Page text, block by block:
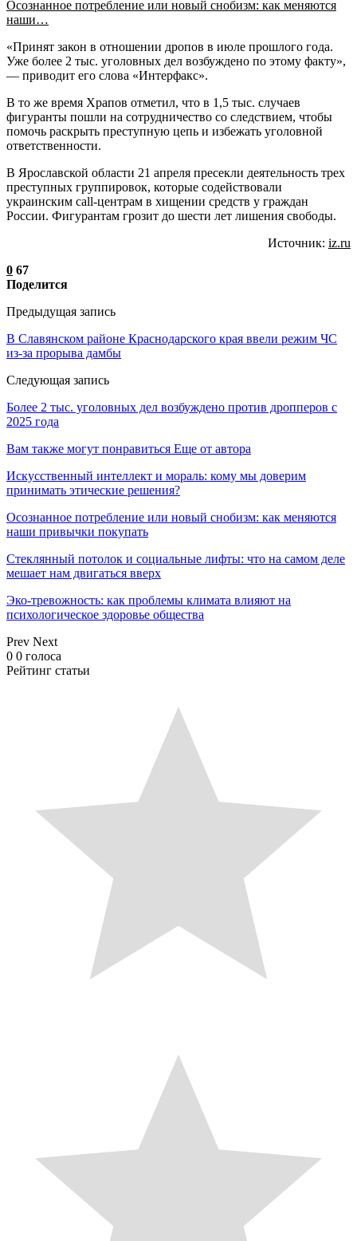
Осознанное потребление или новый снобизм: как меняются
наши…
«Принят закон в отношении дропов в июле прошлого года.
Уже более 2 тыс. уголовных дел возбуждено по этому факту»,
— приводит его слова «Интерфакс».
В то же время Храпов отметил, что в 1,5 тыс. случаев
фигуранты пошли на сотрудничество со следствием, чтобы
помочь раскрыть преступную цепь и избежать уголовной
ответственности.
В Ярославской области 21 апреля пресекли деятельность трех
преступных группировок, которые содействовали
украинским call-центрам в хищении средств у граждан
России. Фигурантам грозит до шести лет лишения свободы.
Источник: iz.ru
0 67
Поделится
Предыдущая запись
В Cлавянском районе Краснодарского края ввели режим ЧС
из-за прорыва дамбы
Следующая запись
Более 2 тыс. уголовных дел возбуждено против дропперов с
2025 года
Вам также могут понравиться Еще от автора
Искусственный интеллект и мораль: кому мы доверим
принимать этические решения?
Осознанное потребление или новый снобизм: как меняются
наши привычки покупать
Стеклянный потолок и социальные лифты: что на самом деле
мешает нам двигаться вверх
Эко-тревожность: как проблемы климата влияют на
психологическое здоровье общества
Prev Next
0 0 голоса
Рейтинг статьи